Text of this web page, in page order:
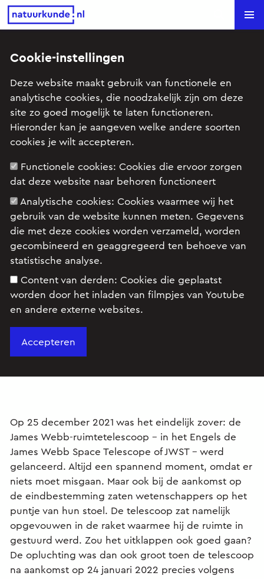
Natuurkunde.nl Search
James Webb-ruimtetelescoop in
beeld
Onderwerp: Astrofysica, Elektromagnetisch spectrum,
Licht, Optica (licht en lenzen) (havo), Sterrenkunde
De ontwikkeling van de James Webb-
ruimtetelescoop heeft wel twintig jaar geduurd.
Daarna ging hij ingeklapt per raket de ruimte in,
waar hij feilloos wist te ontvouwen. De telescoop
kan verder het heelal in kijken dan zijn
kan deze telescoop allemaal waarnemen?
Op 25 december 2021 was het eindelijk zover: de
James Webb-ruimtetelescoop – in het Engels de
James Webb Space Telescope of JWST - werd
gelanceerd. Altijd een spannend moment, omdat er
niets moet misgaan. Maar ook bij de aankomst op
de eindbestemming zaten wetenschappers op het
puntje van hun stoel. De telescoop zat namelijk
opgevouwen in de raket waarmee hij de ruimte in
gestuurd werd. Zou het uitklappen ook goed gaan?
De opluchting was dan ook groot toen de telescoop
na aankomst op 24 januari 2022 precies volgens
Cookie-instellingen
Deze website maakt gebruik van functionele en
analytische cookies, die noodzakelijk zijn om deze
site zo goed mogelijk te laten functioneren.
Hieronder kan je aangeven welke andere soorten
cookies je wilt accepteren.
Functionele cookies: Cookies die ervoor zorgen
dat deze website naar behoren functioneert
Analytische cookies: Cookies waarmee wij het
gebruik van de website kunnen meten. Gegevens
die met deze cookies worden verzameld, worden
gecombineerd en geaggregeerd ten behoeve van
statistische analyse.
Content van derden: Cookies die geplaatst
worden door het inladen van filmpjes van Youtube
en andere externe websites.